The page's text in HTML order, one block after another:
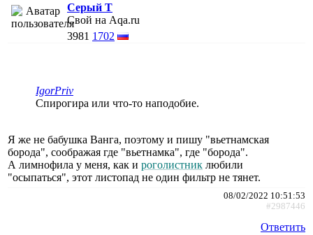
Серый Т
Свой на Aqa.ru
3981 1702
IgorPriv
Спирогира или что-то наподобие.
Я же не бабушка Ванга, поэтому и пишу "вьетнамская
борода", соображая где "вьетнамка", где "борода".
А лимнофила у меня, как и роголистник любили
"осыпаться", этот листопад не один фильтр не тянет.
08/02/2022 10:51:53
#2987446
Ответить